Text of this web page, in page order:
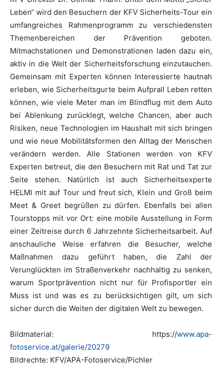
Leben“ wird den Besuchern der KFV Sicherheits-Tour ein
umfangreiches Rahmenprogramm zu verschiedensten
Themenbereichen der Prävention geboten.
Mitmachstationen und Demonstrationen laden dazu ein,
aktiv in die Welt der Sicherheitsforschung einzutauchen.
Gemeinsam mit Experten können Interessierte hautnah
erleben, wie Sicherheitsgurte beim Aufprall Leben retten
können, wie viele Meter man im Blindflug mit dem Auto
bei Ablenkung zurücklegt, welche Chancen, aber auch
Risiken, neue Technologien im Haushalt mit sich bringen
und wie neue Mobilitätsformen den Alltag der Menschen
verändern werden. Alle Stationen werden von KFV
Experten betreut, die den Besuchern mit Rat und Tat zur
Seite stehen. Natürlich ist auch Sicherheitsexperte
HELMI mit auf Tour und freut sich, Klein und Groß beim
Meet & Greet begrüßen zu dürfen. Ebenfalls bei allen
Tourstopps mit vor Ort: eine mobile Ausstellung in Form
einer Zeitreise durch 6 Jahrzehnte Sicherheitsarbeit. Auf
anschauliche Weise erfahren die Besucher, welche
Maßnahmen dazu geführt haben, die Zahl der
Verunglückten im Straßenverkehr nachhaltig zu senken,
warum Sportprävention nicht nur für Profisportler ein
Muss ist und was es zu berücksichtigen gilt, um sich
sicher durch die Weiten der digitalen Welt zu bewegen.
Bildmaterial: https://www.apa-
fotoservice.at/galerie/20279
Bildrechte: KFV/APA-Fotoservice/Pichler